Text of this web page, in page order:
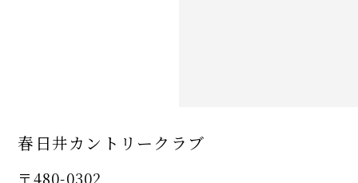
春日井カントリークラブ
〒480-0302